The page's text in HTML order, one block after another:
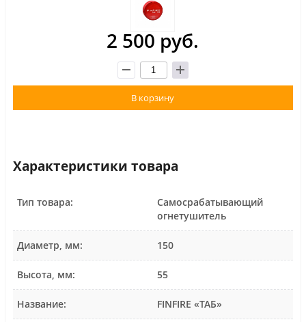
2 500 руб.
В корзину
Характеристики товара
Тип товара:
Самосрабатывающий
огнетушитель
Диаметр, мм: 150
Высота, мм: 55
Название: FINFIRE «ТАБ»